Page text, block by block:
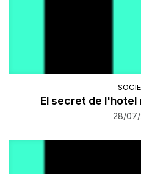
El secret de l'hotel
28/